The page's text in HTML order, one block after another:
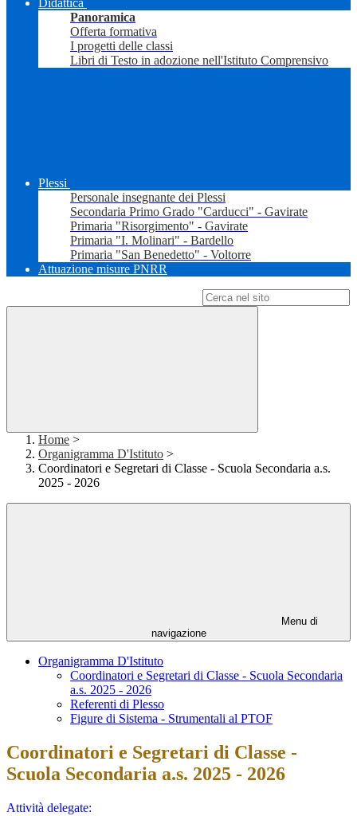
Didattica
Panoramica
Offerta formativa
I progetti delle classi
Libri di Testo in adozione nell'Istituto Comprensivo
Plessi
Personale insegnante dei Plessi
Secondaria Primo Grado "Carducci" - Gavirate
Primaria "Risorgimento" - Gavirate
Primaria "I. Molinari" - Bardello
Primaria "San Benedetto" - Voltorre
Attuazione misure PNRR
Home >
Organigramma D'Istituto >
Coordinatori e Segretari di Classe - Scuola Secondaria a.s.
2025 - 2026
Menu di
navigazione
Organigramma D'Istituto
Coordinatori e Segretari di Classe - Scuola Secondaria
a.s. 2025 - 2026
Referenti di Plesso
Figure di Sistema - Strumentali al PTOF
Coordinatori e Segretari di Classe -
Scuola Secondaria a.s. 2025 - 2026
Attività delegate: